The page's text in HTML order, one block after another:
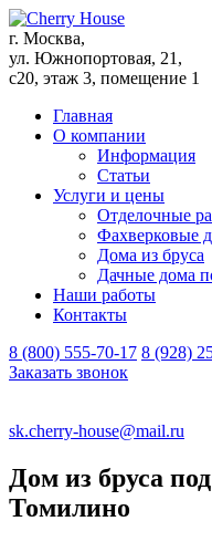
г. Москва,
ул. Южнопортовая, 21,
с20, этаж 3, помещение 1
Главная
О компании
Информация
Статьи
Услуги и цены
Отделочные
Фахверковые
Дома из бруса
Дачные дома
Наши работы
Контакты
8 (800) 555-70-17 8 (928)
Заказать звонок
sk.cherry-house@mail.ru
Дом из бруса
Томилино